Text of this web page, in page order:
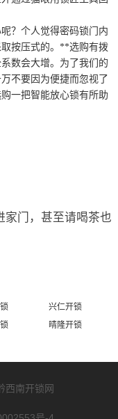
？个人觉得密码锁门内
按压式的。**选购有拨
数会大增。为了我们的
不要因为便捷而忽视了
一把智能放心锁有所助
家门，甚至请喝茶也
兴仁开锁
晴隆开锁
南开锁网